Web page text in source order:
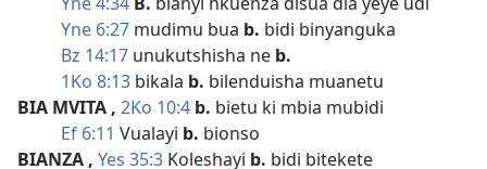
Yne 6:27 mudimu bua b. bidi binyanguka
Bz 14:17 unukutshisha ne b.
1Ko 8:13 bikala b. bilenduisha muanetu
BIA MVITA , 2Ko 10:4 b. bietu ki mbia mubidi
Ef 6:11 Vualayi b. bionso
BIANZA , Yes 35:3 Koleshayi b. bidi bitekete